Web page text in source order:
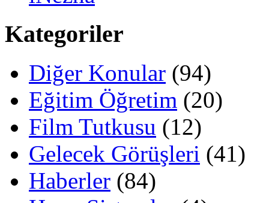
Kategoriler
Diğer Konular (94)
Eğitim Öğretim (20)
Film Tutkusu (12)
Gelecek Görüşleri (41)
Haberler (84)